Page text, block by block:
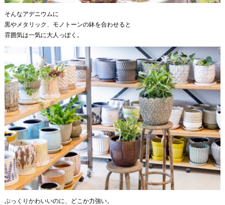
そんなアデニウムに
黒やメタリック、モノトーンの鉢を合わせると
雰囲気は一気に大人っぽく。
ぷっくりかわいいのに、どこか力強い。